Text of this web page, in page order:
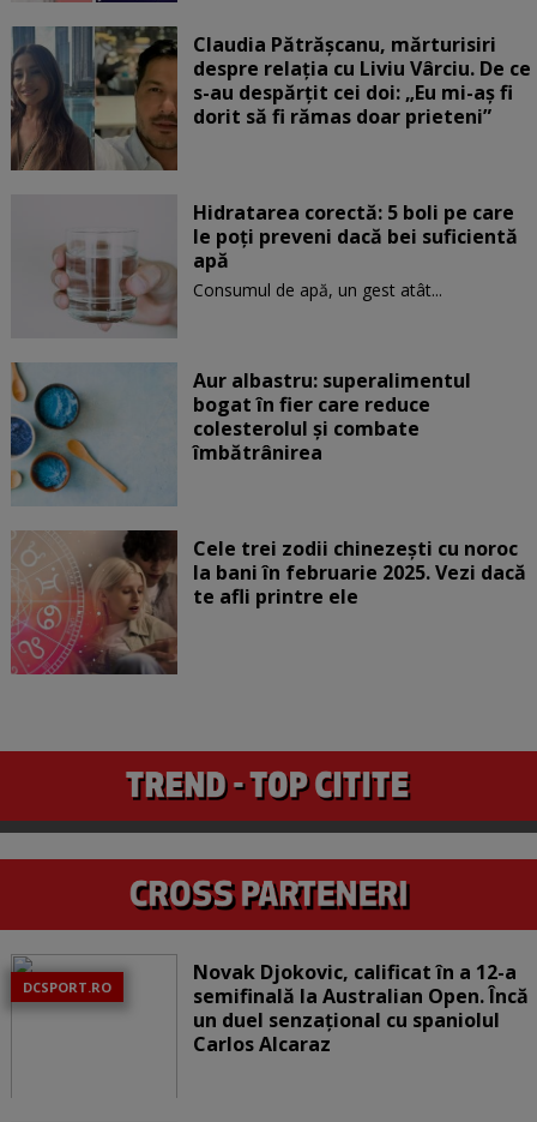
Claudia Pătrășcanu, mărturisiri
despre relația cu Liviu Vârciu. De ce
s-au despărțit cei doi: „Eu mi-aș fi
dorit să fi rămas doar prieteni”
Hidratarea corectă: 5 boli pe care
le poți preveni dacă bei suficientă
apă
Consumul de apă, un gest atât...
Aur albastru: superalimentul
bogat în fier care reduce
colesterolul și combate
îmbătrânirea
Cele trei zodii chinezești cu noroc
la bani în februarie 2025. Vezi dacă
te afli printre ele
DCSPORT.RO
Novak Djokovic, calificat în a 12-a
semifinală la Australian Open. Încă
un duel senzațional cu spaniolul
Carlos Alcaraz